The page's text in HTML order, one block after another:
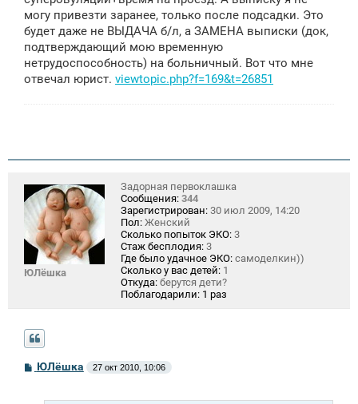
могу привезти заранее, только после подсадки. Это
будет даже не ВЫДАЧА б/л, а ЗАМЕНА выписки (док,
подтверждающий мою временную
нетрудоспособность) на больничный. Вот что мне
отвечал юрист. viewtopic.php?f=169&t=26851
ЮЛёшка
Задорная первоклашка
Сообщения: 344
Зарегистрирован: 30 июл 2009, 14:20
Пол: Женский
Сколько попыток ЭКО: 3
Стаж бесплодия: 3
Где было удачное ЭКО: самоделкин))
Сколько у вас детей: 1
Откуда: берутся дети?
Поблагодарили: 1 раз
СЮЛёшка 27 окт 2010, 10:06